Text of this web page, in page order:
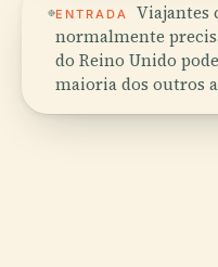
ENTRADA
Viajantes
normalmente
do Reino Unido
maioria dos outros